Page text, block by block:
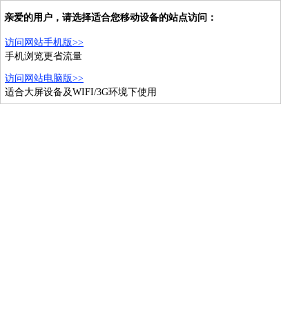
亲爱的用户，请选择适合您移动设备的站点访问：
访问网站手机版>>
手机浏览更省流量
访问网站电脑版>>
适合大屏设备及WIFI/3G环境下使用